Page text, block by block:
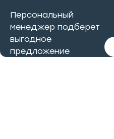
Персональный
менеджер подберет
выгодное
предложение